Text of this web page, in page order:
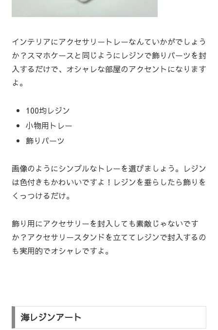
インテリアにアクセサリートレーなんていかがでしょう
か？スマホケースと同じようにレジンで飾りパーツを封
入するだけで、オシャレな部屋のアクセントになります
よ。
100均レジン
小物用トレー
飾りパーツ
画像のようにシンプルなトレーを選びましょう。レジン
は色付きもかわいいですよ！レジンを垂らしたら飾りを
くっつけるだけ。
飾り用にアクセサリーを封入しても素敵じゃないです
か？アクセサリースタンドを立ててレジンで封入するの
も実用的でオシャレですよ。
海レジンアート